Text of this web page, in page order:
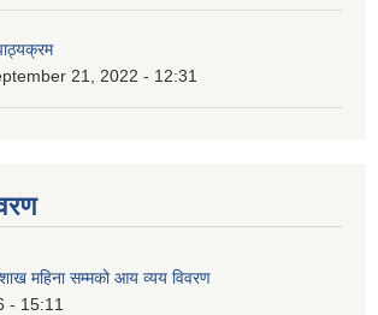
21, 2022 - 12:31
महिना सम्मको आय व्यय विवरण
- 15:11